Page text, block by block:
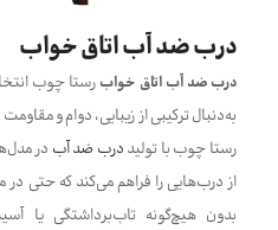
درب ضد آب اتاق خواب
درب ضد آب اتاق خوابرستا چوب
به‌دنبال ترکیبی از زیبایی، دوام و
رستا چوب با تولیددرب ضد آب در
از درب‌هایی را فراهم می‌کند که حتی
بدون هیچ‌گونه تاب‌برداشتگی یا